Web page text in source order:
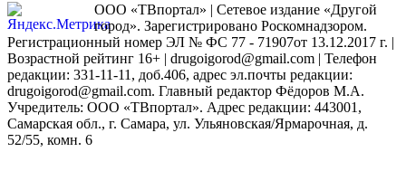
ООО «ТВпортал» | Сетевое издание «Другой
город». Зарегистрировано Роскомнадзором.
Регистрационный номер ЭЛ № ФС 77 - 71907от 13.12.2017 г. |
Возрастной рейтинг 16+ | drugoigorod@gmail.com | Телефон
редакции: 331-11-11, доб.406, адрес эл.почты редакции:
drugoigorod@gmail.com. Главный редактор Фёдоров М.А.
Учредитель: ООО «ТВпортал». Адрес редакции: 443001,
Самарская обл., г. Самара, ул. Ульяновская/Ярмарочная, д.
52/55, комн. 6